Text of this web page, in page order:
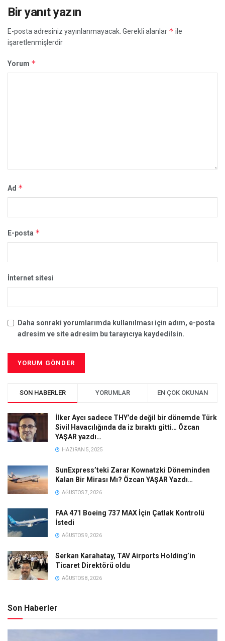
Bir yanıt yazın
E-posta adresiniz yayınlanmayacak. Gerekli alanlar * ile
işaretlenmişlerdir
Yorum *
Ad *
E-posta *
İnternet sitesi
Daha sonraki yorumlarımda kullanılması için adım, e-posta
adresim ve site adresim bu tarayıcıya kaydedilsin.
SON HABERLER YORUMLAR EN ÇOK OKUNAN
İlker Aycı sadece THY’de değil bir dönemde Türk
Sivil Havacılığında da iz bıraktı gitti… Özcan
YAŞAR yazdı…
HAZIRAN 5, 2025
SunExpress’teki Zarar Kownatzki Döneminden
Kalan Bir Mirası Mı? Özcan YAŞAR Yazdı…
AĞUSTOS 7, 2026
FAA 471 Boeing 737 MAX İçin Çatlak Kontrolü
İstedi
AĞUSTOS 9, 2026
Serkan Karahatay, TAV Airports Holding’in
Ticaret Direktörü oldu
AĞUSTOS 8, 2026
Son Haberler